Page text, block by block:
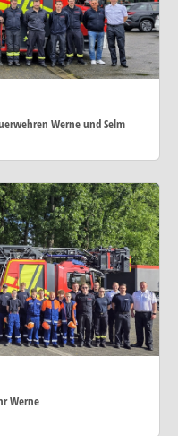
Werne und Selm
Werne